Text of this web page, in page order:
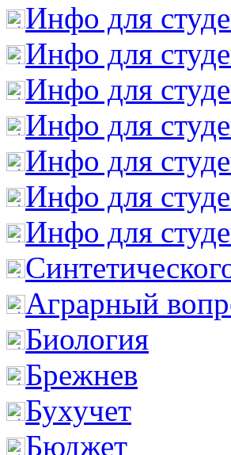
Инфо для
Инфо для
Инфо для
Инфо для
Инфо для
Инфо для
Инфо для
Аграрный
Биология
Брежнев
Бухучет
Бюджет